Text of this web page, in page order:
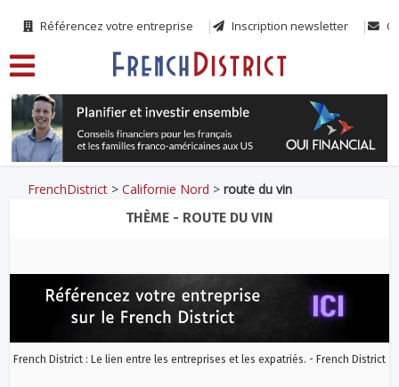
Référencez votre entreprise Inscription newsletter
FrenchDistrict >Californie Nord >route du vin
THÈME - ROUTE DU VIN
French District : Le lien entre les entreprises et les expatriés. - French District